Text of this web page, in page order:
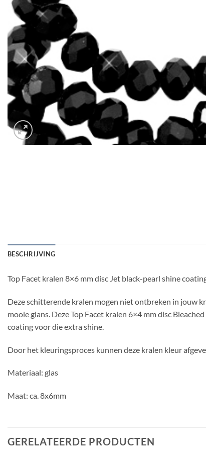
BESCHRIJVING
Top Facet kralen 8×6 mm disc Jet black-pearl shine
Deze schitterende kralen mogen niet ontbreken in jouw
mooie glans. Deze Top Facet kralen 6×4 mm disc
coating voor die extra shine.
Door het kleuringsproces kunnen deze kralen kleur
Materiaal: glas
Maat: ca. 8x6mm
GERELATEERDE PRODUCTEN